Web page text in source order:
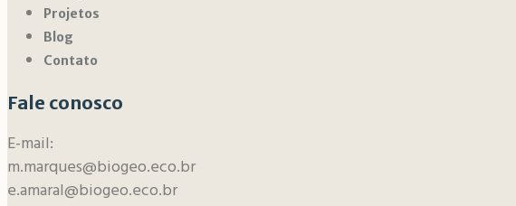
Projetos
Blog
Contato
Fale conosco
E-mail:
m.marques@biogeo.eco.br
e.amaral@biogeo.eco.br